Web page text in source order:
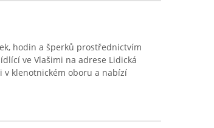
hodin a šperků prostřednictvím
ve Vlašimi na adrese Lidická
v klenotnickém oboru a nabízí